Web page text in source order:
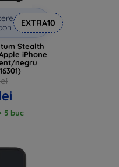
EXTRA10
Stealth
iPhone
negru
5 buc